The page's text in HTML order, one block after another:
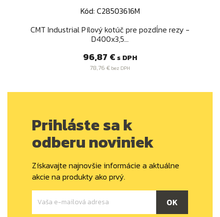
Kód: C28503616M
CMT Industrial Pílový kotúč pre pozdĺne rezy -
D400x3,5...
Cena
96,87 € s DPH
78,76 € bez DPH
Prihláste sa k
odberu noviniek
Získavajte najnovšie informácie a aktuálne
akcie na produkty ako prvý.